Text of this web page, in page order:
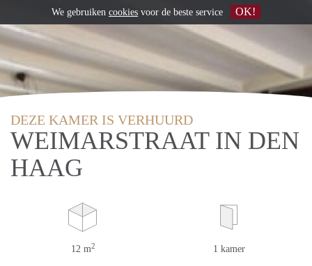
DEZE KAMER IS VERHUURD
WEIMARSTRAAT IN DEN
HAAG
12 m2 1 kamer
We gebruiken cookies voor de beste service OK!